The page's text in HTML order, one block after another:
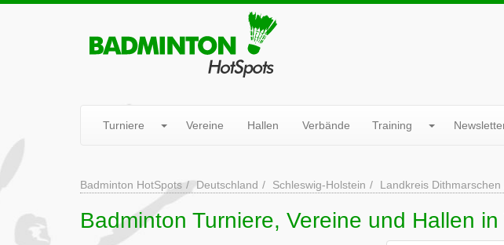
Turniere Vereine Hallen Verbände Training
Badminton HotSpots Deutschland Schleswig-Holstein Landkreis Dithmarschen
Badminton Turniere, Vereine und Hallen